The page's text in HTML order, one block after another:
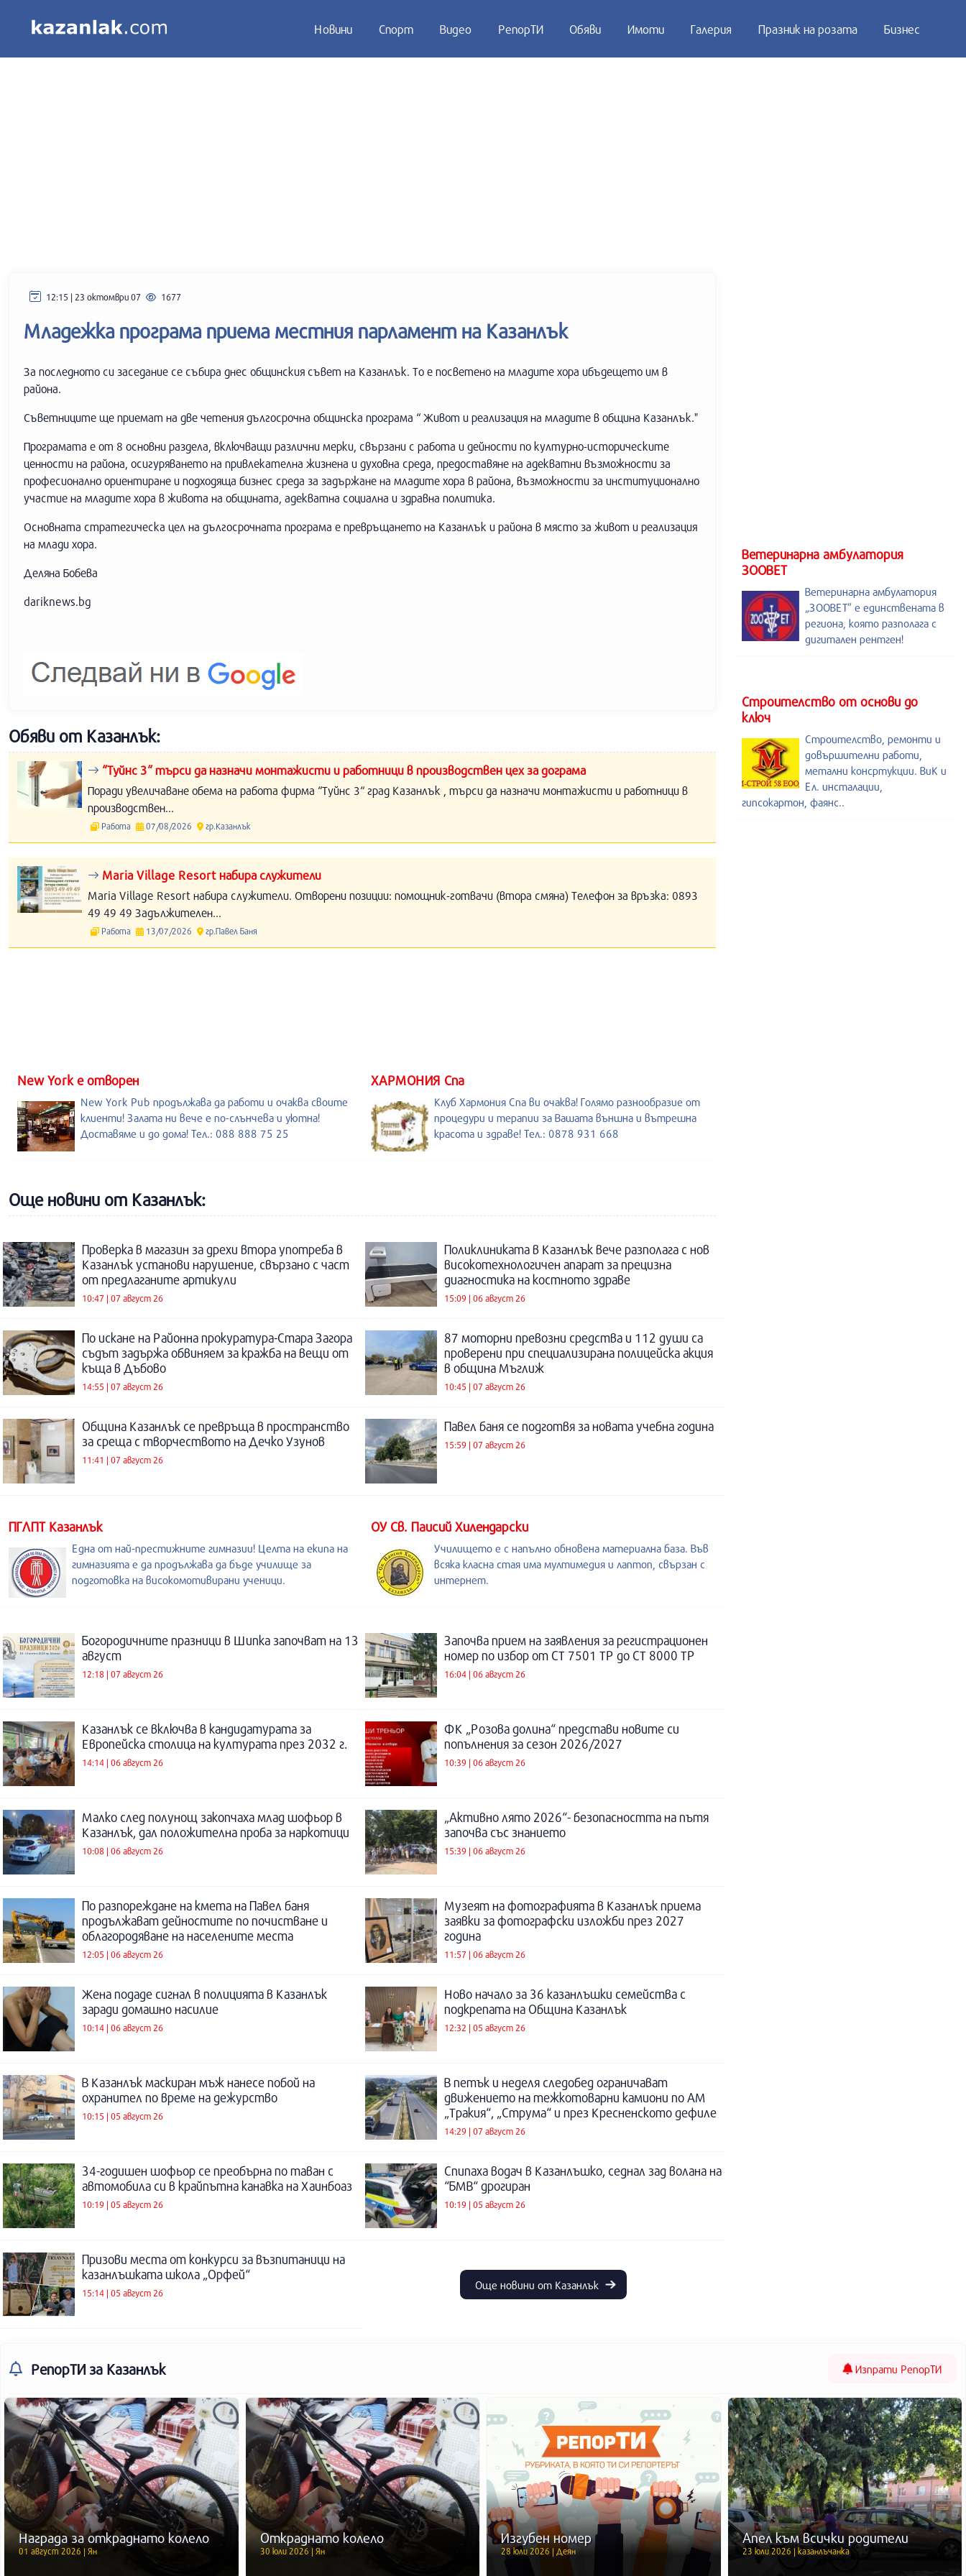
Новини Спорт Видео РепорТИ Обяви Имоти Галерия Празник на розата Бизнес
12:15 | 23 октомври 07 1677
Младежка програма приема местния парламент на Казанлък
За последното си заседание се събира днес общинския съвет на Казанлък. То е посветено на младите хора ибъдещето им в
района.
Съветниците ще приемат на две четения дългосрочна общинска програма “ Живот и реализация на младите в община Казанлък."
Програмата е от 8 основни раздела, включващи различни мерки, свързани с работа и дейности по културно-историческите
ценности на района, осигуряването на привлекателна жизнена и духовна среда, предоставяне на адекватни възможности за
професионално ориентиране и подходяща бизнес среда за задържане на младите хора в района, възможности за институционално
участие на младите хора в живота на общината, адекватна социална и здравна политика.
Основната стратегическа цел на дългосрочната програма е превръщането на Казанлък и района в място за живот и реализация
на млади хора.
Деляна Бобева
dariknews.bg
Обяви от Казанлък:
“Туйнс 3“ търси да назначи монтажисти и работници в производствен цех за дограма
Поради увеличаване обема на работа фирма “Туйнс 3“ град Казанлък , търси да назначи монтажисти и работници в
производствен...
Работа 07/08/2026 гр.Казанлък
Maria Village Resort набира служители
Maria Village Resort набира служители. Отворени позиции: помощник-готвачи (втора смяна) Телефон за връзка: 0893
49 49 49 Задължителен...
Работа 13/07/2026 гр.Павел Баня
Ветеринарна амбулатория
ЗООВЕТ
Ветеринарна амбулатория
„ЗООВЕТ” е единствената в
региона, която разполага с
дигитален рентген!
Строителство от основи до
ключ
Строителство, ремонти и
довършителни работи,
метални консртукции. ВиК и
Ел. инсталации,
гипсокартон, фаянс..
New York е отворен
New York Pub продължава да работи и очаква своите
клиенти! Залата ни вече е по-слънчева и уютна!
Доставяме и до дома! Тел.: 088 888 75 25
ХАРМОНИЯ Спа
Клуб Хармония Спа ви очаква! Голямо разнообразие от
процедури и терапии за Вашата външна и вътрешна
красота и здраве! Тел.: 0878 931 668
Още новини от Казанлък:
Проверка в магазин за дрехи втора употреба в
Казанлък установи нарушение, свързано с част
от предлаганите артикули
10:47 | 07 август 26
Поликлиниката в Казанлък вече разполага с нов
високотехнологичен апарат за прецизна
диагностика на костното здраве
15:09 | 06 август 26
По искане на Районна прокуратура-Стара Загора
съдът задържа обвиняем за кражба на вещи от
къща в Дъбово
14:55 | 07 август 26
87 моторни превозни средства и 112 души са
проверени при специализирана полицейска акция
в община Мъглиж
10:45 | 07 август 26
Община Казанлък се превръща в пространство
за среща с творчеството на Дечко Узунов
11:41 | 07 август 26
Павел баня се подготвя за новата учебна година
15:59 | 07 август 26
ПГЛПТ Казанлък
Една от най-престижните гимназии! Целта на екипа на
гимназията е да продължава да бъде училище за
подготовка на високомотивирани ученици.
ОУ Св. Паисий Хилендарски
Училището е с напълно обновена материална база. Във
всяка класна стая има мултимедия и лаптоп, свързан с
интернет.
Богородичните празници в Шипка започват на 13
август
12:18 | 07 август 26
Започва прием на заявления за регистрационен
номер по избор от СТ 7501 ТР до СТ 8000 ТР
16:04 | 06 август 26
Казанлък се включва в кандидатурата за
Европейска столица на културата през 2032 г.
14:14 | 06 август 26
ФК „Розова долина“ представи новите си
попълнения за сезон 2026/2027
10:39 | 06 август 26
Малко след полунощ закопчаха млад шофьор в
Казанлък, дал положителна проба за наркотици
10:08 | 06 август 26
„Активно лято 2026“- безопасността на пътя
започва със знанието
15:39 | 06 август 26
По разпореждане на кмета на Павел баня
продължават дейностите по почистване и
облагородяване на населените места
12:05 | 06 август 26
Музеят на фотографията в Казанлък приема
заявки за фотографски изложби през 2027
година
11:57 | 06 август 26
Жена подаде сигнал в полицията в Казанлък
заради домашно насилие
10:14 | 06 август 26
Ново начало за 36 казанлъшки семейства с
подкрепата на Община Казанлък
12:32 | 05 август 26
В Казанлък маскиран мъж нанесе побой на
охранител по време на дежурство
10:15 | 05 август 26
В петък и неделя следобед ограничават
движението на тежкотоварни камиони по АМ
„Тракия“, „Струма“ и през Кресненското дефиле
14:29 | 07 август 26
34-годишен шофьор се преобърна по таван с
автомобила си в крайпътна канавка на Хаинбоаз
10:19 | 05 август 26
Спипаха водач в Казанлъшко, седнал зад волана на
“БМВ“ дрогиран
10:19 | 05 август 26
Призови места от конкурси за възпитаници на
казанлъшката школа „Орфей“
15:14 | 05 август 26
Още новини от Казанлък
РепорТИ за Казанлък Изпрати РепорТИ
Награда за откраднато колело
01 август 2026 | Ян
Откраднато колело
30 юли 2026 | Ян
Изгубен номер
28 юли 2026 | Деян
Апел към всички родители
23 юли 2026 | казанлъчанка